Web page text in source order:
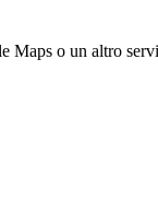
o un altro